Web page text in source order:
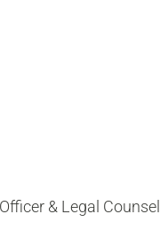
& Legal Counsel